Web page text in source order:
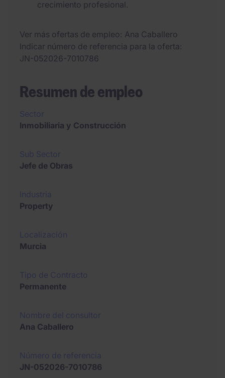
crecimiento profesional.
Ver más ofertas de empleo Ana Caballero
Indicar número de referencia para la oferta
JN-052026-7010786
Resumen de empleo
Inmobiliaria y Construcción
Jefe de Obras
Property
Murcia
Permanente
Ana Caballero
JN-052026-7010786